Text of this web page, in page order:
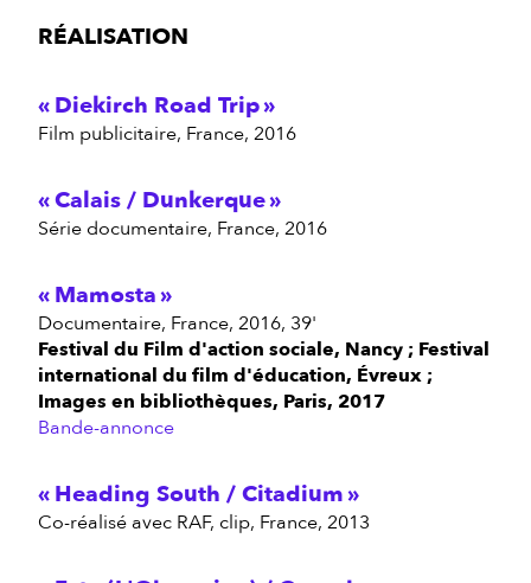
RÉALISATION
Diekirch Road Trip
film publicitaire, France, 2016
Calais / Dunkerque
série documentaire, France, 2016
Mamosta
documentaire, France, 2016, 39'
Festival du Film d'action sociale, Nancy ; Festival
international du film d'éducation, Évreux ;
Images en bibliothèques, Paris, 2017
Bande-annonce
Heading South / Citadium
co-réalisé avec RAF, clip, France, 2013